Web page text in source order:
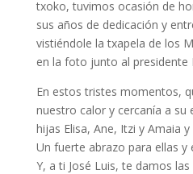
txoko, tuvimos ocasión de
sus años de dedicación y
vistiéndole la txapela de los
en la foto junto al presidente
En estos tristes momentos,
nuestro calor y cercanía a su
hijas Elisa, Ane, Itzi y Amaia
Un fuerte abrazo para ellas y
Y, a ti José Luis, te damos